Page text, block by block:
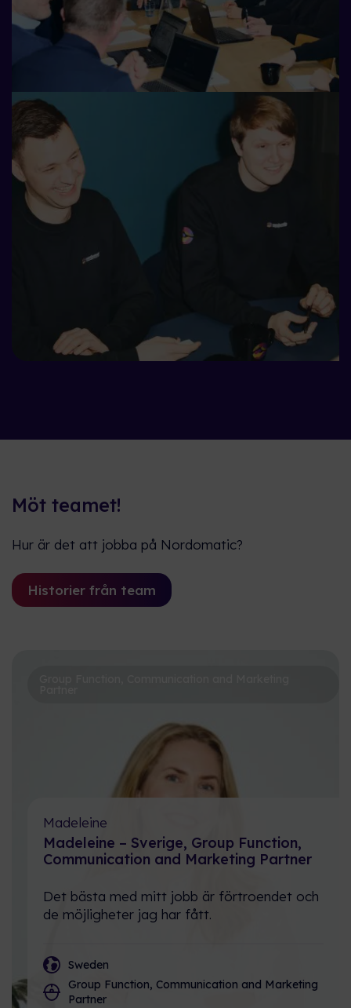
Möt teamet!
Hur är det att jobba på Nordomatic?
Historier från team
Madeleine
Madeleine – Sverige, Group Function,
Communication and Marketing Partner
Det bästa med mitt jobb är förtroendet och
de möjligheter jag har fått.
Sweden
Group Function, Communication and Marketing
Partner